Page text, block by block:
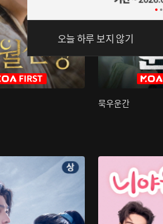
묵우운간
오늘 하루 보지 않기